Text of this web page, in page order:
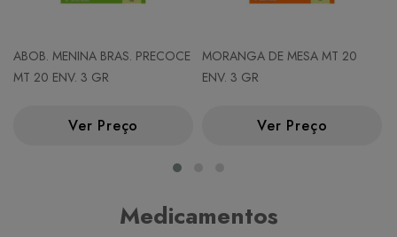
ABOB. MENINA BRAS. PRECOCE
MT 20 ENV. 3 GR
Ver Preço
MORANGA DE MESA MT 20
ENV. 3 GR
Ver Preço
Medicamentos